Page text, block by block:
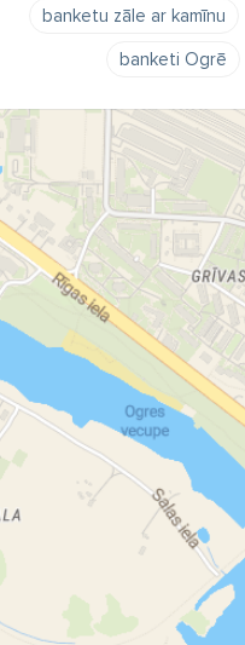
banketu zāle ar kamīnu
banketi Ogrē